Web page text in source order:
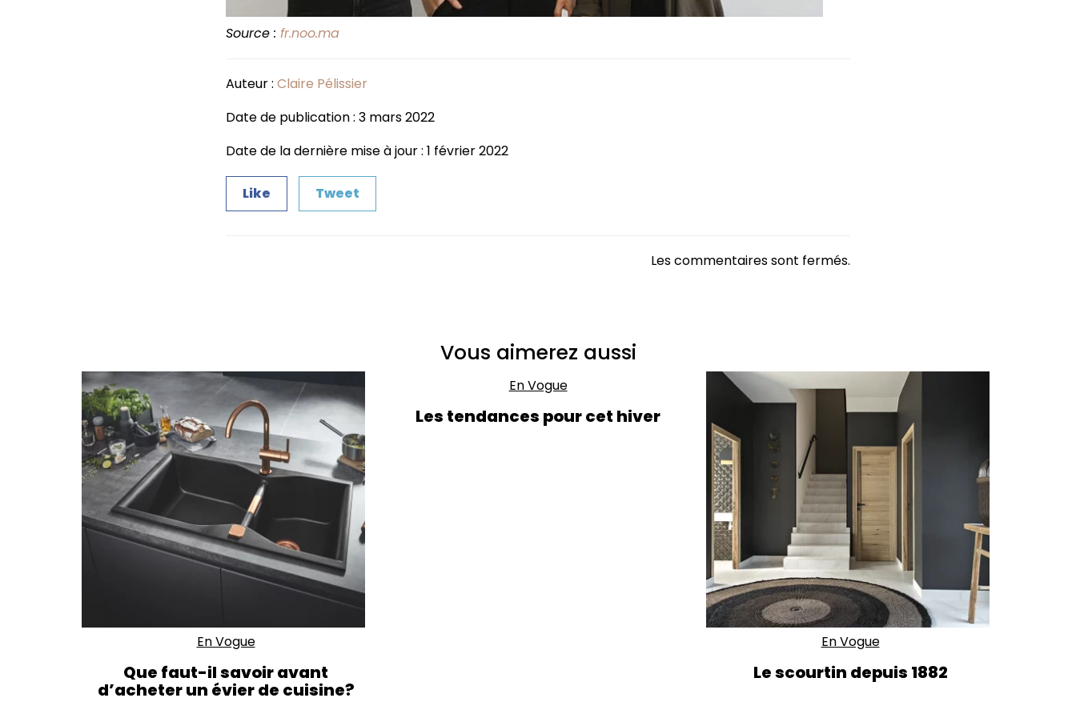
Source : fr.noo.ma
Auteur : Claire Pélissier
Date de publication : 3 mars 2022
Date de la dernière mise à jour : 1 février 2022
Like Tweet
Les commentaires sont fermés.
Vous aimerez aussi
En Vogue
Que faut-il savoir avant
d’acheter un évier de cuisine?
En Vogue
Les tendances pour cet hiver
En Vogue
Le scourtin depuis 1882